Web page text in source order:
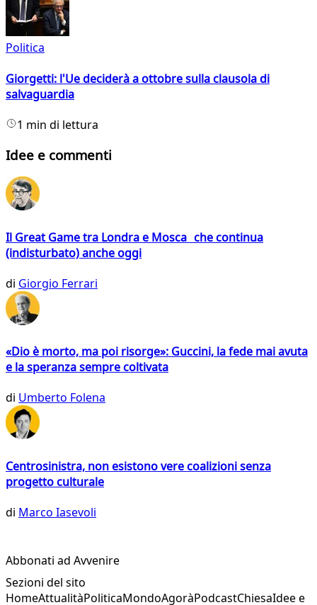
Politica
Giorgetti: l'Ue deciderà a ottobre sulla clausola di
salvaguardia
1 min di lettura
Idee e commenti
Il Great Game tra Londra e Mosca che continua
(indisturbato) anche oggi
di Giorgio Ferrari
«Dio è morto, ma poi risorge»: Guccini, la fede mai avuta
e la speranza sempre coltivata
di Umberto Folena
Centrosinistra, non esistono vere coalizioni senza
progetto culturale
di Marco Iasevoli
Abbonati ad Avvenire
Sezioni del sito
HomeAttualitàPoliticaMondoAgoràPodcastChiesaIdee e